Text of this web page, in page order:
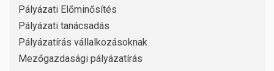
Pályázati Előminősítés
Pályázati tanácsadás
Pályázatírás vállalkozásoknak
Mezőgazdasági pályázatírás